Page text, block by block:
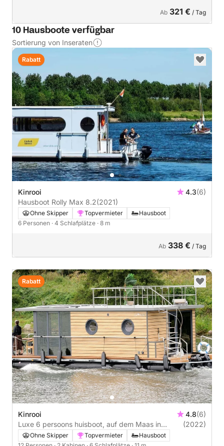
Ab 321 € / Tag
10 Hausboote verfügbar
Sortierung von Inseraten
Kinrooi 4.3(6)
Hausboot Rolly Max 8.2(2021)
Ohne Skipper Topvermieter
Hausboot
6 Personen · 4 Schlafplätze · 8 m
Ab 338 € / Tag
Rabatt
Kinrooi 4.8(6)
Luxe 6 persoons huisboot, auf dem Maas in
Belgie/Holland
(2022)
Ohne Skipper Topvermieter
Hausboot
Rabatt